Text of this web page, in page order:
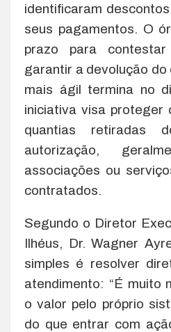
identificaram
seus pagamentos. O
prazo para
garantir a devolução do
mais ágil termina no
iniciativa visa proteger
quantias retiradas
autorização,
associações ou
contratados.
Segundo o Diretor
Ilhéus, Dr. Wagner
simples é resolver
atendimento: “É muito
o valor pelo próprio
do que entrar com